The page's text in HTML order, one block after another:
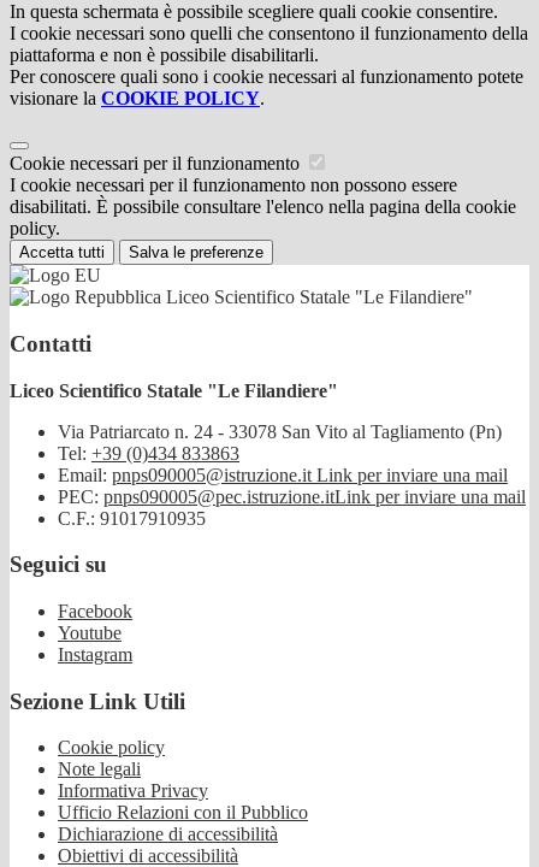
In questa schermata è possibile scegliere quali cookie consentire.
I cookie necessari sono quelli che consentono il funzionamento della
piattaforma e non è possibile disabilitarli.
Per conoscere quali sono i cookie necessari al funzionamento potete
visionare la COOKIE POLICY.
Cookie necessari per il funzionamento
I cookie necessari per il funzionamento non possono essere
disabilitati. È possibile consultare l'elenco nella pagina della cookie
policy.
Accetta tutti Salva le preferenze
Liceo Scientifico Statale "Le Filandiere"
Contatti
Liceo Scientifico Statale "Le Filandiere"
Via Patriarcato n. 24 - 33078 San Vito al Tagliamento (Pn)
Tel: +39 (0)434 833863
Email: pnps090005@istruzione.it Link per inviare una mail
PEC: pnps090005@pec.istruzione.itLink per inviare una mail
C.F.: 91017910935
Seguici su
Facebook
Youtube
Instagram
Sezione Link Utili
Cookie policy
Note legali
Informativa Privacy
Ufficio Relazioni con il Pubblico
Dichiarazione di accessibilità
Obiettivi di accessibilità